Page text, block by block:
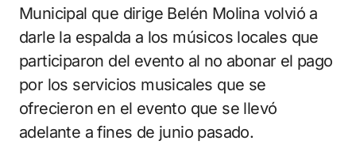
Municipal que dirige Belén Molina volvió a
darle la espalda a los músicos locales que
participaron del evento al no abonar el pago
por los servicios musicales que se
ofrecieron en el evento que se llevó
adelante a fines de junio pasado.